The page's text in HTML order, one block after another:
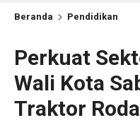
Beranda Pendidikan
Perkuat
Wali Kota
Traktor